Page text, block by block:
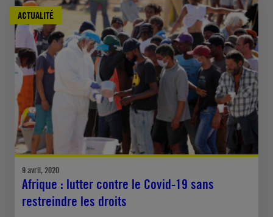
ACTUALITÉ
9 avril, 2020
Afrique : lutter contre le Covid-19 sans
restreindre les droits